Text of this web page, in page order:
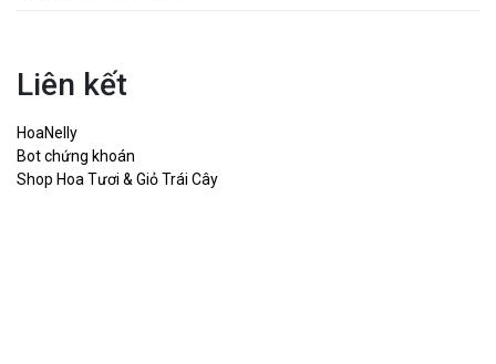
Liên kết
HoaNelly
Bot chứng khoán
Shop Hoa Tươi & Giỏ Trái Cây